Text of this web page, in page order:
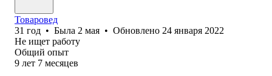
Товаровед
31 год • Была 2 мая • Обновлено 24 января 2022
Не ищет работу
Общий опыт
9 лет 7 месяцев